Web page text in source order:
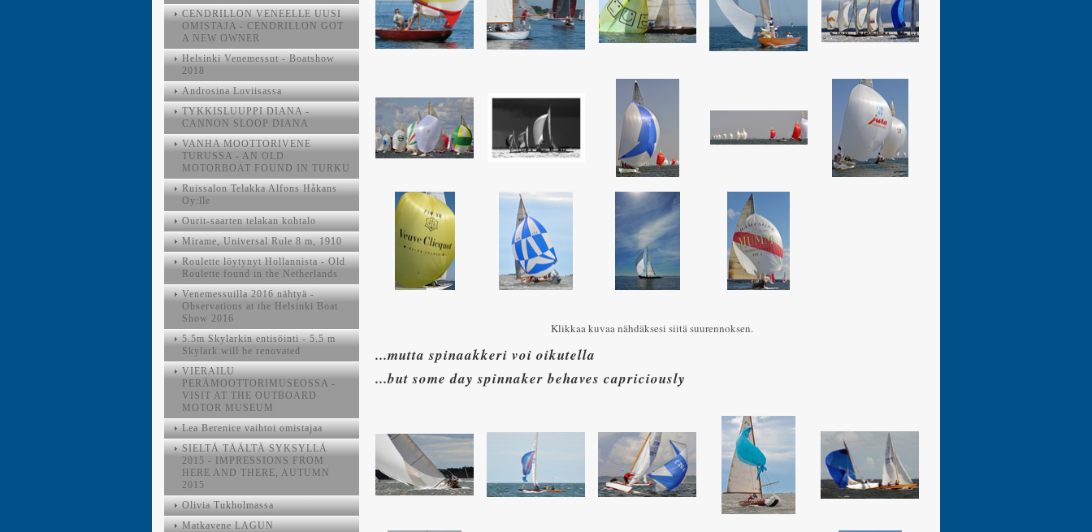
Klikkaa kuvaa nähdäksesi siitä suurennoksen.
...mutta spinaakkeri voi oikutella
...but some day spinnaker behaves capriciously
CENDRILLON VENEELLE UUSI
OMISTAJA - CENDRILLON GOT
A NEW OWNER
Helsinki Venemessut - Boatshow
2018
Androsina Loviisassa
TYKKISLUUPPI DIANA -
CANNON SLOOP DIANA
VANHA MOOTTORIVENE
TURUSSA - AN OLD
MOTORBOAT FOUND IN TURKU
Ruissalon Telakka Alfons Håkans
Oy:lle
Ourit-saarten telakan kohtalo
Mirame, Universal Rule 8 m, 1910
Roulette löytynyt Hollannista - Old
Roulette found in the Netherlands
Venemessuilla 2016 nähtyä -
Observations at the Helsinki Boat
Show 2016
5.5m Skylarkin entisöinti - 5.5 m
Skylark will be renovated
VIERAILU
PERÄMOOTTORIMUSEOSSA -
VISIT AT THE OUTBOARD
MOTOR MUSEUM
Lea Berenice vaihtoi omistajaa
SIELTÄ TÄÄLTÄ SYKSYLLÄ
2015 - IMPRESSIONS FROM
HERE AND THERE, AUTUMN
2015
Olivia Tukholmassa
Matkavene LAGUN